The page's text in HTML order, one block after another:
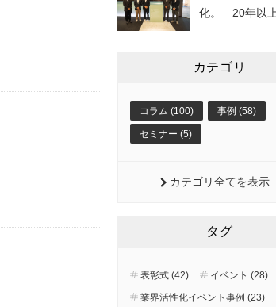
化。 20年以
カテゴリ
コラム (100) 事例 (58)
セミナー (5)
カテゴリ全てを表示
タグ
表彰式 (42)
イベント (28)
業界活性化イベント事例 (23)